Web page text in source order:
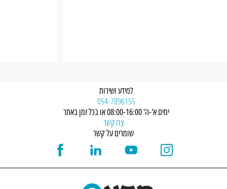
למידע ושירות
054-7896155
ימים א'-ה' 08:00-16:00 או בכל זמן באתר
צרו קשר
שומרים על קשר